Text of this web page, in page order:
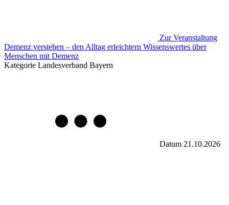
Zur Veranstaltung
Demenz verstehen – den Alltag erleichtern Wissenswertes über
Menschen mit Demenz
Kategorie Landesverband Bayern
Datum 21.10.2026